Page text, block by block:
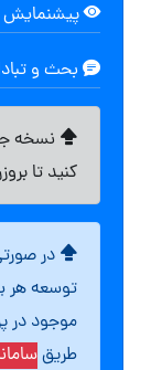
پیشنمایش
بحث و
نسخه
کنید تا
در
توسعه هر
موجود در
طریق